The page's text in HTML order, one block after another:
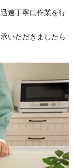
速丁寧に作業を行
いただきましたら